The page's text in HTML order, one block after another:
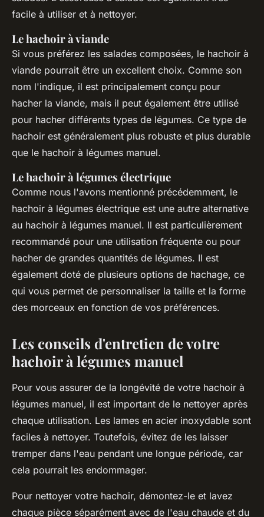
facile à utiliser et à nettoyer.
Le hachoir à viande
Si vous préférez les salades composées, le hachoir à
viande pourrait être un excellent choix. Comme son
nom l'indique, il est principalement conçu pour
hacher la viande, mais il peut également être utilisé
pour hacher différents types de légumes. Ce type de
hachoir est généralement plus robuste et plus durable
que le hachoir à légumes manuel.
Le hachoir à légumes électrique
Comme nous l'avons mentionné précédemment, le
hachoir à légumes électrique est une autre alternative
au hachoir à légumes manuel. Il est particulièrement
recommandé pour une utilisation fréquente ou pour
hacher de grandes quantités de légumes. Il est
également doté de plusieurs options de hachage, ce
qui vous permet de personnaliser la taille et la forme
des morceaux en fonction de vos préférences.
Les conseils d'entretien de votre
hachoir à légumes manuel
Pour vous assurer de la longévité de votre hachoir à
légumes manuel, il est important de le nettoyer après
chaque utilisation. Les lames en acier inoxydable sont
faciles à nettoyer. Toutefois, évitez de les laisser
tremper dans l'eau pendant une longue période, car
cela pourrait les endommager.
Pour nettoyer votre hachoir, démontez-le et lavez
chaque pièce séparément avec de l'eau chaude et du